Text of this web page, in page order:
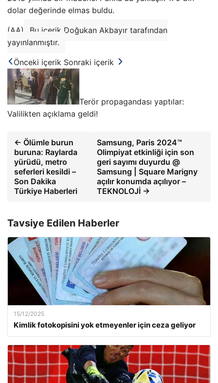
dolar değerinde elmas buldu.
(AA)
Bu içerik Doğukan Akbayır tarafından
yayınlanmıştır.
Önceki içerik Sonraki içerik
Terör propagandası yaptılar:
Valilikten açıklama geldi!
← Ölümle burun
buruna: Raylarda
yürüdü, metro
seferleri kesildi –
Son Dakika
Türkiye Haberleri
Samsung, Paris 2024™
Olimpiyat etkinliği için son
geri sayımı duyurdu @
Samsung | Square Marigny
açılır konumda açılıyor –
TEKNOLOJİ →
Tavsiye Edilen Haberler
15/12/2025
Kimlik fotokopisini yok etmeyenler için ceza geliyor